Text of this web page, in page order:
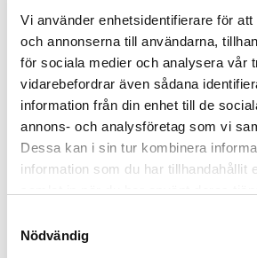
Vi använder enhetsidentifierare för
och annonserna till användarna,
för sociala medier och analysera vår
vidarebefordrar även sådana
information från din enhet till de
annons- och analysföretag som vi
Dessa kan i sin tur kombinera
information som du har tillhandahållit
Nödvändig
Blanketter
Byggdagbok 30-Dagars
varukorg
Block & Blanketter
137,00kr